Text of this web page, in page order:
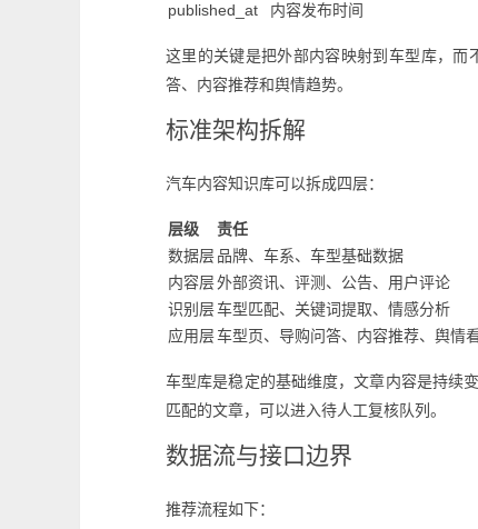
published_at
内容发布时间
这里的关键是把外部内容映射到车型库，而
答、内容推荐和舆情趋势。
标准架构拆解
汽车内容知识库可以拆成四层：
层级
责任
数据层品牌、车系、车型基础数据
内容层外部资讯、评测、公告、用户评论
识别层车型匹配、关键词提取、情感分析
应用层车型页、导购问答、内容推荐、舆情
车型库是稳定的基础维度，文章内容是持续
匹配的文章，可以进入待人工复核队列。
数据流与接口边界
推荐流程如下：